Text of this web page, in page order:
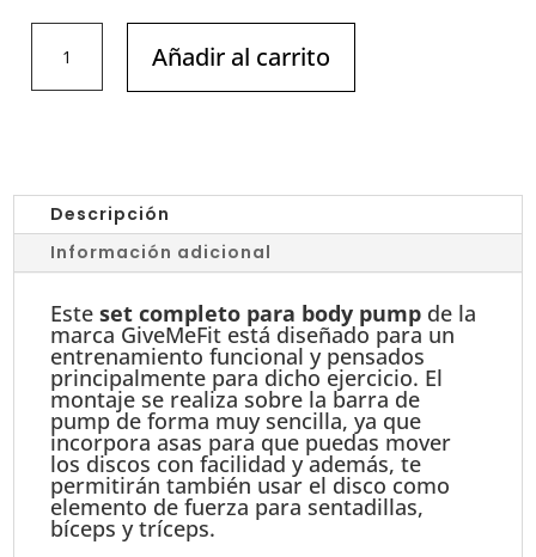
COMPLETO
BODY
Añadir al carrito
Descripción
Información adicional
Esteset completo para body pump de la
marca GiveMeFit está diseñado para un
entrenamiento funcional y pensados
principalmente para dicho ejercicio. El
montaje se realiza sobre la barra de
pump de forma muy sencilla, ya que
incorpora asas para que puedas mover
los discos con facilidad y además, te
permitirán también usar el disco como
elemento de fuerza para sentadillas,
bíceps y tríceps.